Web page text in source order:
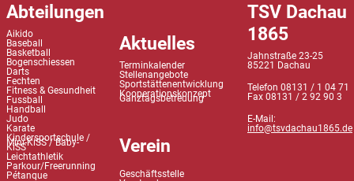
Abteilungen
Aikido
Baseball
Basketball
Bogenschiessen
Darts
Fechten
Fitness & Gesundheit
Fussball
Handball
Judo
Karate
Kindersportschule /
Mini-KiSS / Baby-
KiSS
Leichtathletik
Parkour/Freerunning
Pétanque
Aktuelles
Terminkalender
Stellenangebote
Sportstättenentwicklung
Kooperationskonzept
Ganztagsbetreuung
Verein
Geschäftsstelle
TSV Dachau
1865
Jahnstraße 23-25
85221 Dachau
Telefon 08131 / 1 04 71
Fax 08131 / 2 92 90 3
E-Mail:
info@tsvdachau1865.de